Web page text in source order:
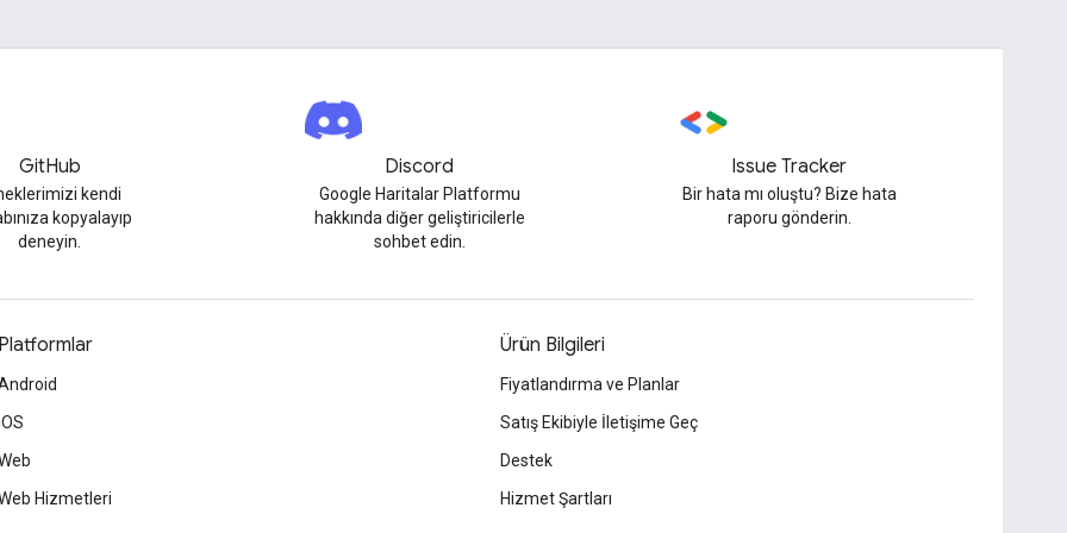
GitHub
kendi
kopyalayıp
deneyin.
Discord
Google Haritalar Platformu
hakkında diğer geliştiricilerle
sohbet edin.
Issue Tracker
Bir hata mı oluştu? Bize hata
raporu gönderin.
Platformlar
Hizmetleri
Ürün Bilgileri
Fiyatlandırma ve Planlar
Satış Ekibiyle İletişime Geç
Destek
Hizmet Şartları